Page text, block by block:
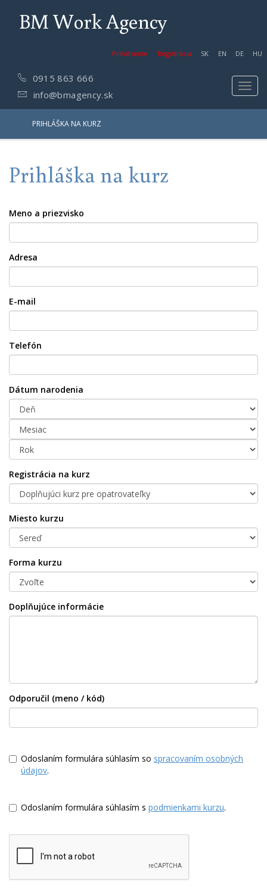
BM Work Agency
Prihlásenie Registrácia SK EN DE HU
0915 863 666
info@bmagency.sk
PRIHLÁŠKA NA KURZ
Prihláška na kurz
Meno a priezvisko
Adresa
E-mail
Telefón
Dátum narodenia
Registrácia na kurz
Miesto kurzu
Forma kurzu
Doplňujúce informácie
Odporučil (meno / kód)
Odoslaním formulára súhlasím so spracovaním osobných
údajov.
Odoslaním formulára súhlasím s podmienkami kurzu.